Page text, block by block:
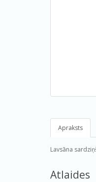
Apraksts
Lavsāna
Atlaides